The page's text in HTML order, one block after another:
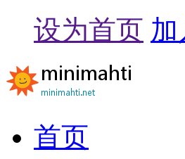
设为首页 加
首页